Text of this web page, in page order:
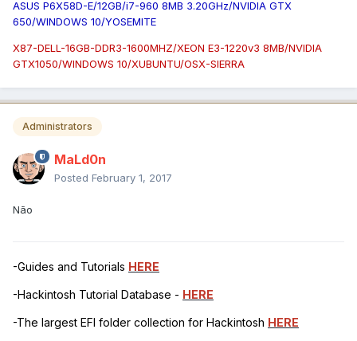
ASUS P6X58D-E/12GB/i7-960 8MB 3.20GHz/NVIDIA GTX
650/WINDOWS 10/YOSEMITE
X87-DELL-16GB-DDR3-1600MHZ/XEON E3-1220v3 8MB/NVIDIA
GTX1050/WINDOWS 10/XUBUNTU/OSX-SIERRA
Administrators
MaLd0n
Posted February 1, 2017
Não
-Guides and Tutorials HERE
-Hackintosh Tutorial Database - HERE
-The largest EFI folder collection for Hackintosh HERE